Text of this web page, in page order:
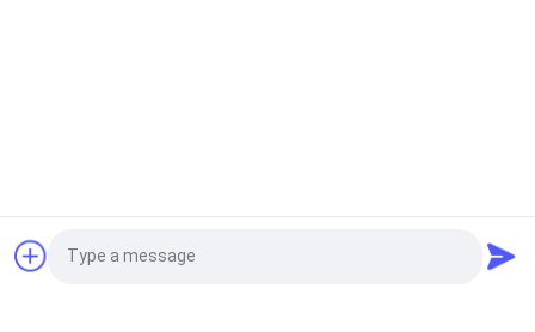
Paket Baterai 12V
LiFePO4
Quote request suatu